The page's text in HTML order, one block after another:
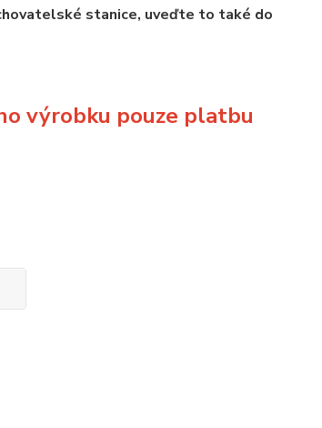
stanice, uveďte to také do
výrobku pouze platbu